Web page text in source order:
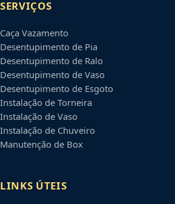
SERVIÇOS
Caça Vazamento
Desentupimento de Pia
Desentupimento de Ralo
Desentupimento de Vaso
Desentupimento de Esgoto
Instalação de Torneira
Instalação de Vaso
Instalação de Chuveiro
Manutenção de Box
LINKS ÚTEIS